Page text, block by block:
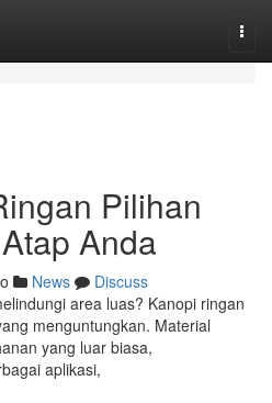
Pilihan
Anda
News
Discuss
area luas? Kanopi ringan
menguntungkan. Material
yang luar biasa,
aplikasi,